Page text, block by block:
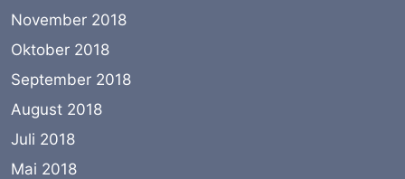
November 2018
Oktober 2018
September 2018
August 2018
Juli 2018
Mai 2018